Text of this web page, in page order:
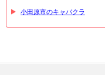
小田原市のキャバクラ